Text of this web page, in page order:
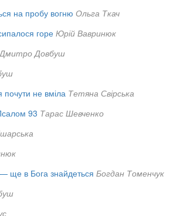
на пробу вогню Ольга Ткач
горе Юрій Вавринюк
Дмитро Довбуш
не вміла Тетяна Свірська
93 Тарас Шевченко
ще в Бога знайдеться Богдан Томенчук